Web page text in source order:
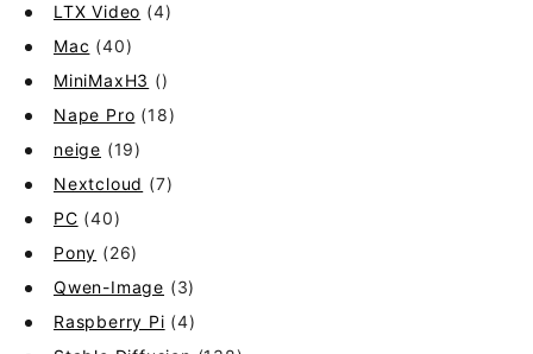
LTX Video (4)
Mac (40)
MiniMaxH3 ()
Nape Pro (18)
neige (19)
Nextcloud (7)
PC (40)
Pony (26)
Qwen-Image (3)
Raspberry Pi (4)